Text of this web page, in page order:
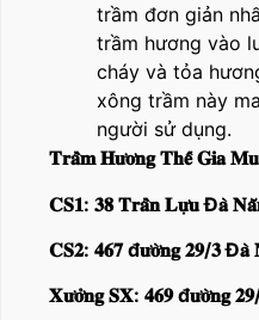
trầm đơn giản
trầm hương vào
cháy và tỏa
xông trầm này
người sử dụng.
𝐓𝐫𝐚̂̀𝐦 𝐇𝐮̛𝐨̛𝐧𝐠 𝐓𝐡𝐞̂́ 𝐆𝐢𝐚
𝐂𝐒𝟏: 𝟑𝟖 𝐓𝐫𝐚̂̀𝐧 𝐋𝐮̛̣𝐮 Đ𝐚̀
𝐂𝐒𝟐: 𝟒𝟔𝟕 đ𝐮̛𝐨̛̀𝐧𝐠 𝟐𝟗/𝟑 Đ𝐚̀
𝐗𝐮̛𝐨̛̉𝐧𝐠 𝐒𝐗: 𝟒𝟔𝟗 đ𝐮̛𝐨̛̀𝐧𝐠